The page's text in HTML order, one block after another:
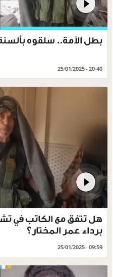
بطل الأمة.. سلقوه
25/01/2025 - 20:40
‏هل تتفق مع الكاتب في
برداء عمر المختار؟
25/01/2025 - 09:59